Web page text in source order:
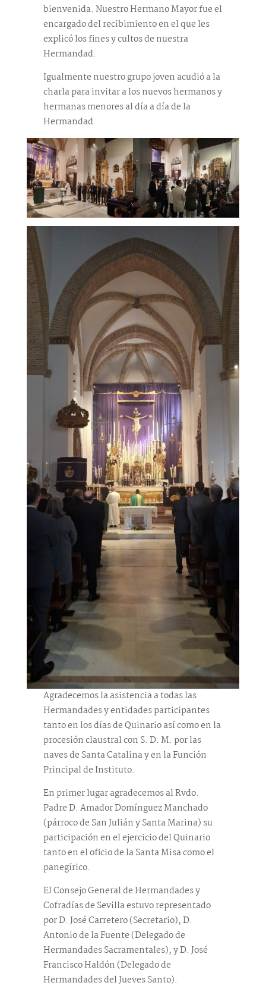
bienvenida. Nuestro Hermano Mayor fue el
encargado del recibimiento en el que les
explicó los fines y cultos de nuestra
Hermandad.
Igualmente nuestro grupo joven acudió a la
charla para invitar a los nuevos hermanos y
hermanas menores al día a día de la
Hermandad.
Agradecemos la asistencia a todas las
Hermandades y entidades participantes
tanto en los días de Quinario así como en la
procesión claustral con S. D. M. por las
naves de Santa Catalina y en la Función
Principal de Instituto.
En primer lugar agradecemos al Rvdo.
Padre D. Amador Domínguez Manchado
(párroco de San Julián y Santa Marina) su
participación en el ejercicio del Quinario
tanto en el oficio de la Santa Misa como el
panegírico.
El Consejo General de Hermandades y
Cofradías de Sevilla estuvo representado
por D. José Carretero (Secretario), D.
Antonio de la Fuente (Delegado de
Hermandades Sacramentales), y D. José
Francisco Haldón (Delegado de
Hermandades del Jueves Santo).